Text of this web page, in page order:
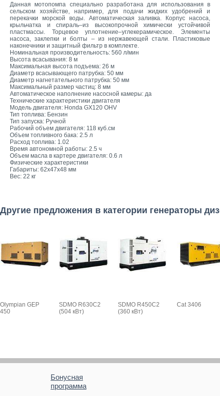
Данная мотопомпа специально разработана для использования в
сельском хозяйстве, например, для подачи жидких удобрений и
перекачки морской воды. Автоматическая заливка. Корпус насоса,
крыльчатка и спираль–из высокопрочной химически устойчивой
пластмассы. Торцевое уплотнение–углекерамическое. Элементы
насоса, заклепки и болты – из нержавеющей стали. Пластиковые
наконечники и защитный фильтр в комплекте.
Номинальная производительность: 560 л/мин
Высота всасывания: 8 м
Максимальная высота подъема: 26 м
Диаметр всасывающего патрубка: 50 мм
Диаметр нагнетательного патрубка: 50 мм
Максимальный размер частиц: 8 мм
Автоматическое наполнение насосной камеры: да
Технические характеристики двигателя
Модель двигателя: Honda GX120 OHV
Тип топлива: Бензин
Тип запуска: Ручной
Рабочий объем двигателя: 118 куб.см
Объем топливного бака: 2.5 л
Расход топлива: 1.02
Время автономной работы: 2.5 ч
Объем масла в картере двигателя: 0.6 л
Физические характеристики
Габариты: 62x47x48 мм
Вес: 22 кг
Другие предложения в категории генераторы
Olympian GEP
450
SDMO R630C2
(504 кВт)
SDMO R450C2
(360 кВт)
Cat 3406
Бонусная
программа